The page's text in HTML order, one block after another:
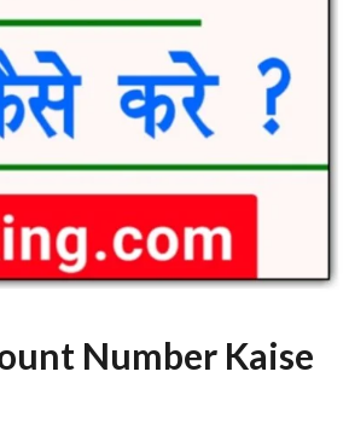
Number Kaise